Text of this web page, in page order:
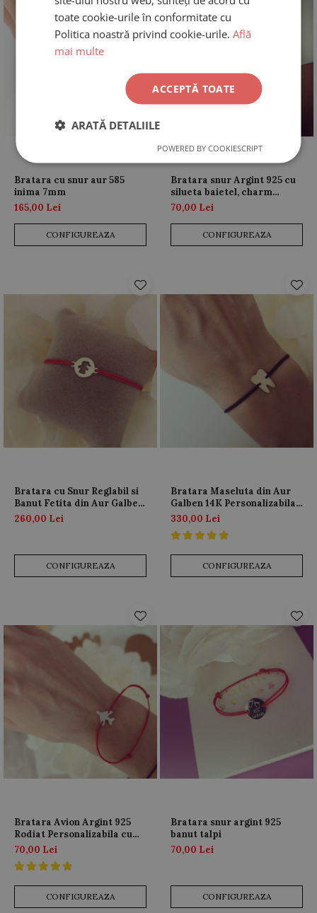
Bratara cu snur aur 585
inima 7mm
165,00 Lei
CONFIGUREAZA
Bratara snur Argint 925 cu
silueta baietel, charm
rodiat, personalizabila
70,00 Lei
CONFIGUREAZA
Bratara cu Snur Reglabil si
Banut Fetita din Aur Galben
14K
260,00 Lei
CONFIGUREAZA
Bratara Maseluta din Aur
Galben 14K Personalizabila
cu Snur Reglabil
330,00 Lei
CONFIGUREAZA
Bratara Avion Argint 925
Rodiat Personalizabila cu
Snur Reglabil
70,00 Lei
CONFIGUREAZA
Bratara snur argint 925
banut talpi
70,00 Lei
CONFIGUREAZA
toate cookie-urile în conformitate cu
Politica noastră privind cookie-urile.Află
mai multe
ACCEPTĂ TOATE
ARATĂ DETALIILE
POWERED BY COOKIESCRIPT